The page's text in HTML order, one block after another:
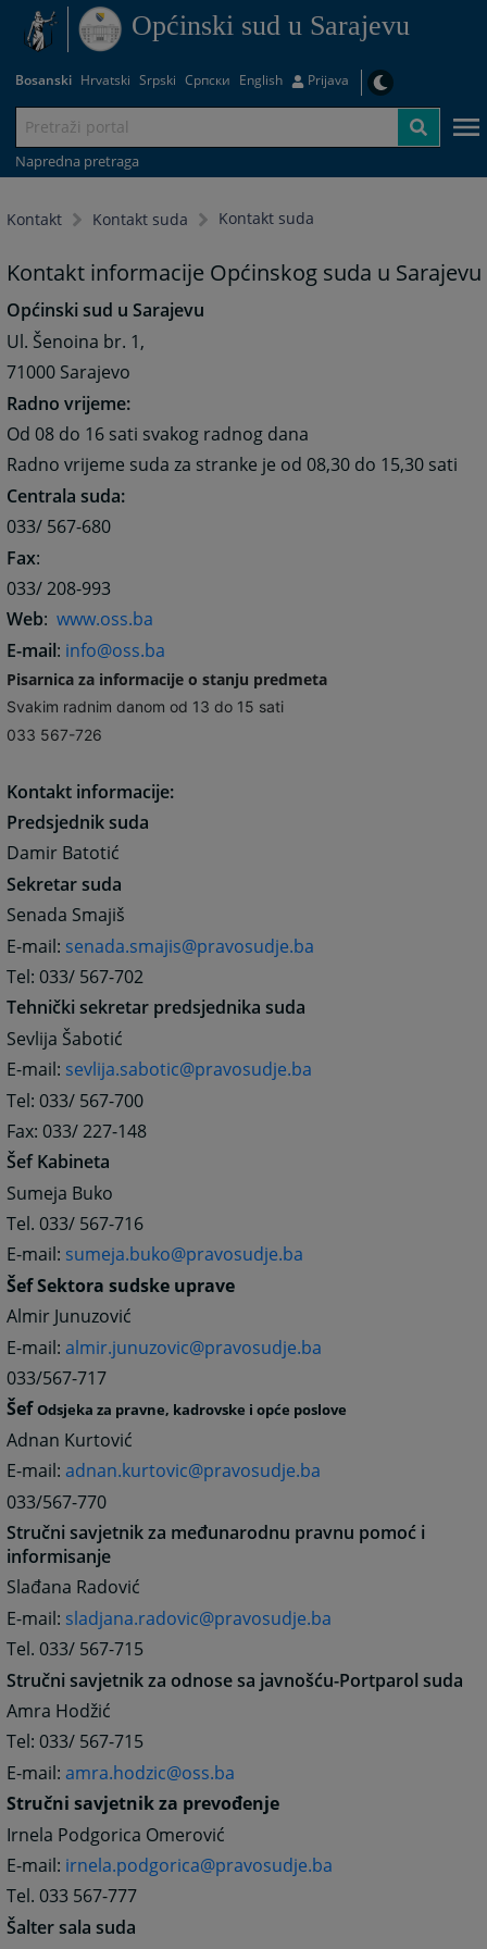
Općinski sud u Sarajevu
Bosanski Hrvatski Srpski Српски English Prijava
Napredna pretraga
Kontakt Kontakt suda Kontakt suda
Kontakt informacije Općinskog suda u Sarajevu
Općinski sud u Sarajevu
Ul. Šenoina br. 1,
71000 Sarajevo
Radno vrijeme:
Od 08 do 16 sati svakog radnog dana
Radno vrijeme suda za stranke je od 08,30 do 15,30 sati
Centrala suda:
033/ 567-680
Fax:
033/ 208-993
Web:www.oss.ba
E-mail: info@oss.ba
Pisarnica za informacije o stanju predmeta
Svakim radnim danom od 13 do 15 sati
033 567-726
Kontakt informacije:
Predsjednik suda
Damir Batotić
Sekretar suda
Senada Smajiš
E-mail: senada.smajis@pravosudje.ba
Tel: 033/ 567-702
Tehnički sekretar predsjednika suda
Sevlija Šabotić
E-mail: sevlija.sabotic@pravosudje.ba
Tel: 033/ 567-700
Fax: 033/ 227-148
Šef Kabineta
Sumeja Buko
Tel. 033/ 567-716
E-mail: sumeja.buko@pravosudje.ba
Šef Sektora sudske uprave
Almir Junuzović
E-mail:almir.junuzovic@pravosudje.ba
033/567-717
ŠefOdsjeka za pravne, kadrovske i opće poslove
Adnan Kurtović
E-mail:adnan.kurtovic@pravosudje.ba
033/567-770
Stručni savjetnik za međunarodnu pravnu pomoć i
informisanje
Slađana Radović
E-mail: sladjana.radovic@pravosudje.ba
Tel. 033/ 567-715
Stručni savjetnik za odnose sa javnošću-Portparol suda
Amra Hodžić
Tel: 033/ 567-715
E-mail:amra.hodzic@oss.ba
Stručni savjetnik za prevođenje
Irnela Podgorica Omerović
E-mail: irnela.podgorica@pravosudje.ba
Tel. 033 567-777
Šalter sala suda